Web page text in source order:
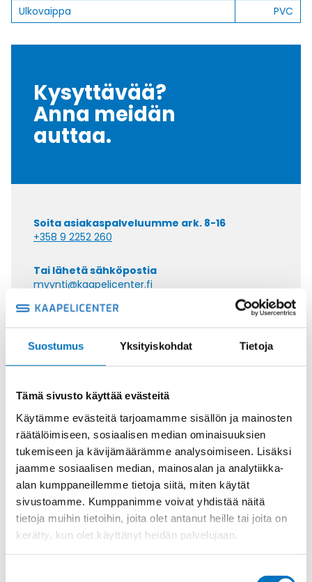
Suostumus Yksityiskohdat Tietoja
Tämä sivusto käyttää evästeitä
Käytämme evästeitä tarjoamamme sisällön ja mainosten
räätälöimiseen, sosiaalisen median ominaisuuksien
tukemiseen ja kävijämäärämme analysoimiseen. Lisäksi
jaamme sosiaalisen median, mainosalan ja analytiikka-
alan kumppaneillemme tietoja siitä, miten käytät
sivustoamme. Kumppanimme voivat yhdistää näitä
tietoja muihin tietoihin, joita olet antanut heille tai joita on
kerätty, kun olet käyttänyt heidän palvelujaan.
Ulkovaippa
PVC
Kysyttävää?
Anna meidän
auttaa.
Soita asiakaspalveluumme ark. 8-16
+358 9 2252 260
Tai lähetä sähköpostia
myynti@kaapelicenter.fi
Saman kaapelin eri versiot
Ohjauskaapeli ÖPVC-JZ 7G16
Ohjauskaapeli ÖPVC-JZ 4G25